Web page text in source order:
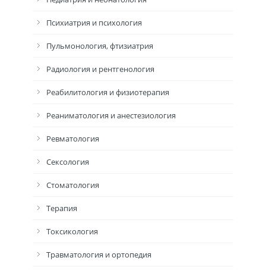
Психиатрия и психология
Пульмонология, фтизиатрия
Радиология и рентгенология
Реабилитология и физиотерапия
Реаниматология и анестезиология
Ревматология
Сексология
Стоматология
Терапия
Токсикология
Травматология и ортопедия